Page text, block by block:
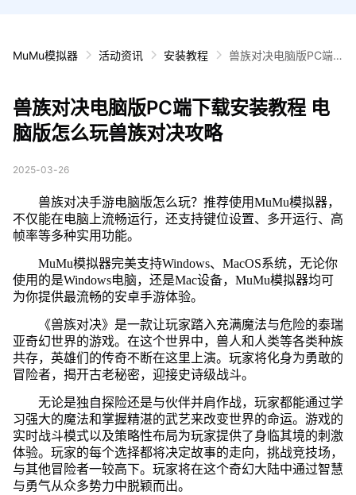
MuMu模拟器 活动资讯 安装教程
兽族对决电脑版PC端
兽族对决电脑版PC端下载安装教程 电
脑版怎么玩兽族对决攻略
2025-03-26
兽族对决手游电脑版怎么玩？推荐使用MuMu模拟器，
不仅能在电脑上流畅运行，还支持键位设置、多开运行、高
帧率等多种实用功能。
MuMu模拟器完美支持Windows、MacOS系统，无论你
使用的是Windows电脑，还是Mac设备，MuMu模拟器均可
为你提供最流畅的安卓手游体验。
《兽族对决》是一款让玩家踏入充满魔法与危险的泰瑞
亚奇幻世界的游戏。在这个世界中，兽人和人类等各类种族
共存，英雄们的传奇不断在这里上演。玩家将化身为勇敢的
冒险者，揭开古老秘密，迎接史诗级战斗。
无论是独自探险还是与伙伴并肩作战，玩家都能通过学
习强大的魔法和掌握精湛的武艺来改变世界的命运。游戏的
实时战斗模式以及策略性布局为玩家提供了身临其境的刺激
体验。玩家的每个选择都将决定故事的走向，挑战竞技场，
与其他冒险者一较高下。玩家将在这个奇幻大陆中通过智慧
与勇气从众多势力中脱颖而出。